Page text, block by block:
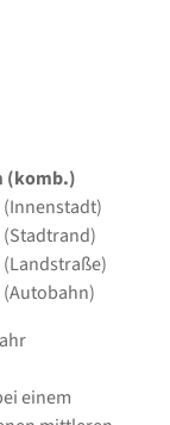
(komb.)
(Innenstadt)
(Stadtrand)
(Landstraße)
(Autobahn)
einem